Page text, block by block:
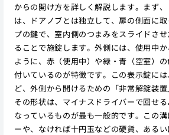
からの開け方を詳しく解説します。まず
は、ドアノブとは独立して、扉の側面に
プの鍵で、室内側のつまみをスライドさ
ることで施錠します。外側には、使用中
ように、赤（使用中）や緑・青（空室）
付いているのが特徴です。この表示錠に
ど、外側から開けるための「非常解錠装置
その形状は、マイナスドライバーで回せ
なっているものが最も一般的です。この
ーや、なければ十円玉などの硬貨、ある